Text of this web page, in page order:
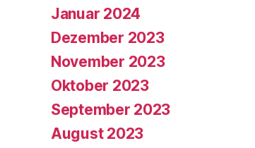
Januar 2024
Dezember 2023
November 2023
Oktober 2023
September 2023
August 2023